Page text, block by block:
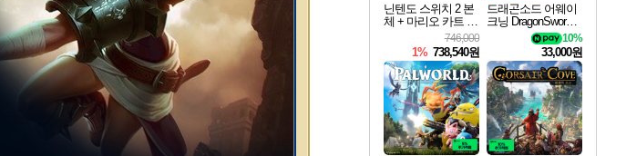
닌텐도 스위치 2 본
체 + 마리오 카트 월
746,000
1% 738,540원
드래곤소드 어웨이
크닝 DragonSword A
10%
33,000원